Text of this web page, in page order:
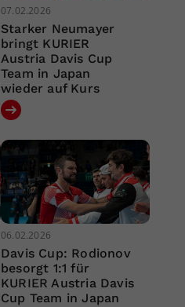
07.02.2026
Starker Neumayer
bringt KURIER
Austria Davis Cup
Team in Japan
wieder auf Kurs
06.02.2026
Davis Cup: Rodionov
besorgt 1:1 für
KURIER Austria Davis
Cup Team in Japan